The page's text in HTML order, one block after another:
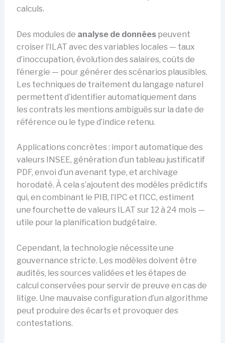
calculs.
Des modules de analyse de donnéespeuvent
croiser l’ILAT avec des variables locales — taux
d’inoccupation, évolution des salaires, coûts de
l’énergie — pour générer des scénarios plausibles.
Les techniques de traitement du langage naturel
permettent d’identifier automatiquement dans
les contrats les mentions ambiguës sur la date de
référence ou le type d’indice retenu.
Applications concrètes : import automatique des
valeurs INSEE, génération d’un tableau justificatif
PDF, envoi d’un avenant type, et archivage
horodaté. À cela s’ajoutent des modèles prédictifs
qui, en combinant le PIB, l’IPC et l’ICC, estiment
une fourchette de valeurs ILAT sur 12 à 24 mois —
utile pour la planification budgétaire.
Cependant, la technologie nécessite une
gouvernance stricte. Les modèles doivent être
audités, les sources validées et les étapes de
calcul conservées pour servir de preuve en cas de
litige. Une mauvaise configuration d’un algorithme
peut produire des écarts et provoquer des
contestations.